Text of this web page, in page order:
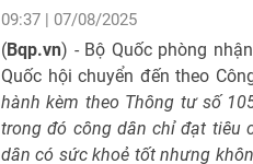
09:37 | 07/08/2025
(Bqp.vn) - Bộ Quốc phòng
Quốc hội chuyển đến theo
hành kèm theo Thông tư số
trong đó công dân chỉ đạt tiêu
dân có sức khoẻ tốt nhưng